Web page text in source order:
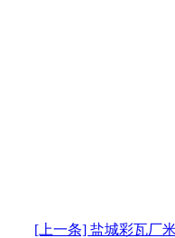
[上一条] 盐城彩瓦厂